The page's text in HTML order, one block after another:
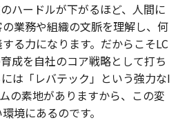
ハードルが下がるほど、人間に
業務や組織の文脈を理解し、何
る力になります。だからこそLC
成を自社のコア戦略として打ち
は「レバテック」という強力なI
の素地がありますから、この変
境にあるのです。